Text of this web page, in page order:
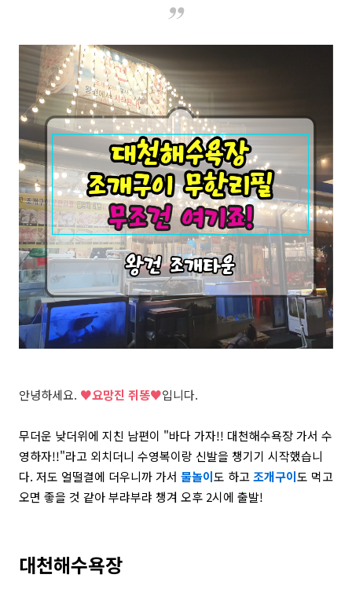
안녕하세요. ♥요망진 쥐똥♥입니다.
무더운 낮더위에 지친 남편이 "바다 가자!! 대천해수욕장 가서 수
영하자!!"라고 외치더니 수영복이랑 신발을 챙기기 시작했습니
다. 저도 얼떨결에 더우니까 가서 물놀이도 하고조개구이도 먹고
오면 좋을 것 같아 부랴부랴 챙겨 오후 2시에 출발!
대천해수욕장